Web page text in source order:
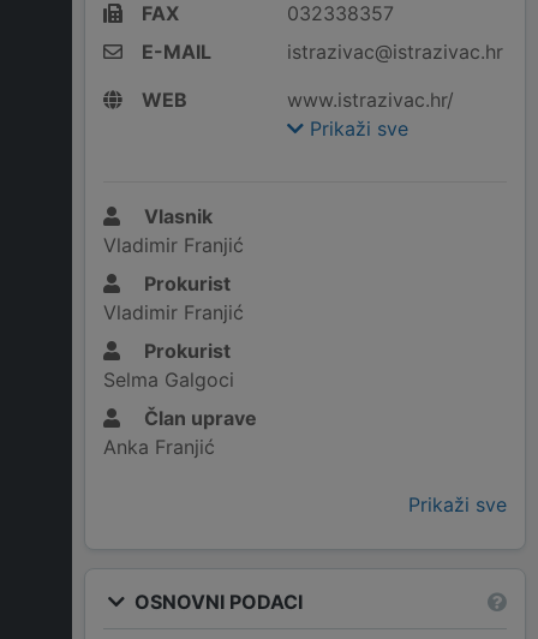
FAX
032338357
E-MAIL
istrazivac@istrazivac.hr
WEB
www.istrazivac.hr/
Prikaži sve
Vlasnik
Vladimir Franjić
Prokurist
Vladimir Franjić
Prokurist
Selma Galgoci
Član uprave
Anka Franjić
Prikaži sve
OSNOVNI PODACI